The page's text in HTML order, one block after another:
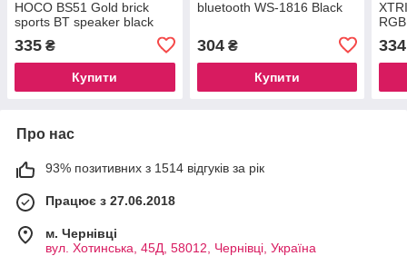
HOCO BS51 Gold brick
sports BT speaker black
335 ₴
Купити
bluetooth WS-1816 Black
304₴
Купити
334
Про нас
93% позитивних з 1514 відгуків за рік
Працює з 27.06.2018
м. Чернівці
вул. Хотинська, 45Д, 58012, Чернівці, Україна